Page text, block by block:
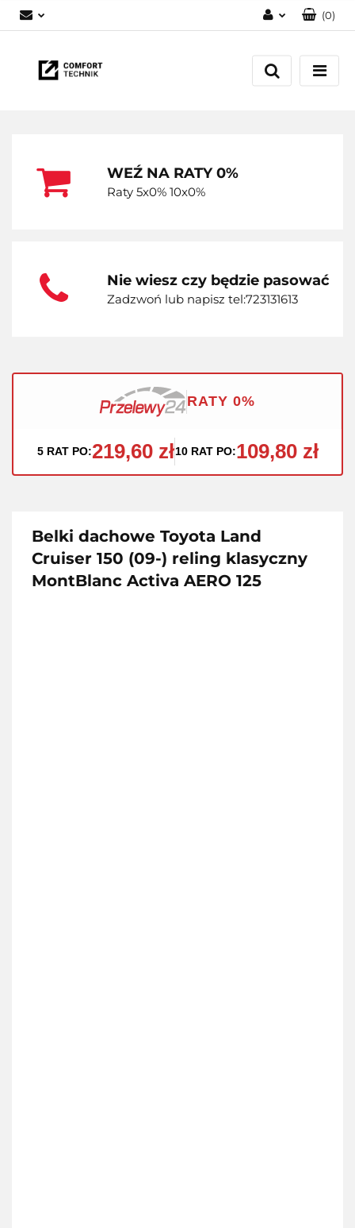
Zaloguj się
Zarejestruj się
(0)
WEŹ NA RATY 0%
Raty 5x0% 10x0%
Nie wiesz czy będzie pasować
Zadzwoń lub napisz tel:723131613
RATY 0%
5 RAT PO:219,60 zł10 RAT PO:109,80 zł
Belki dachowe Toyota Land
Cruiser 150 (09-) reling klasyczny
MontBlanc Activa AERO 125